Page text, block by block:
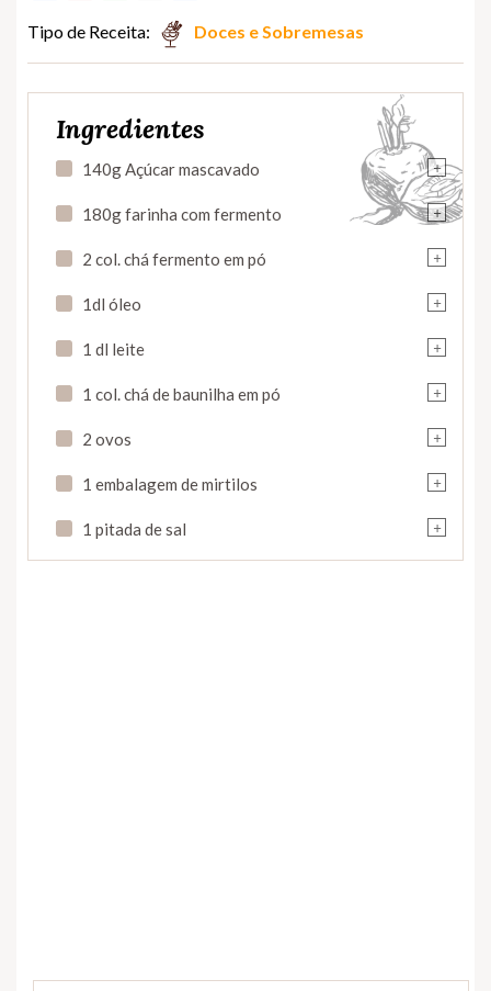
Tipo de Receita: Doces e Sobremesas
Ingredientes
+
140g Açúcar mascavado
+
180g farinha com fermento
+
2 col. chá fermento em pó
+
1dl óleo
+
1 dl leite
+
1 col. chá de baunilha em pó
+
2 ovos
+
1 embalagem de mirtilos
+
1 pitada de sal